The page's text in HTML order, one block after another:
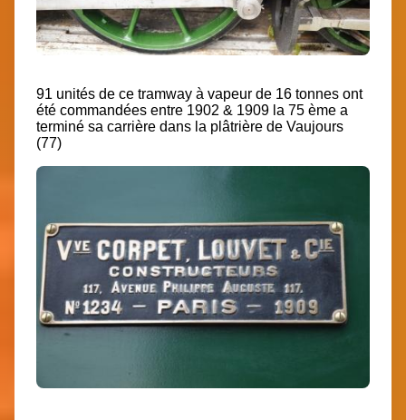
91 unités de ce tramway à vapeur de 16 tonnes ont
été commandées entre 1902 & 1909 la 75 ème a
terminé sa carrière dans la plâtrière de Vaujours
(77)